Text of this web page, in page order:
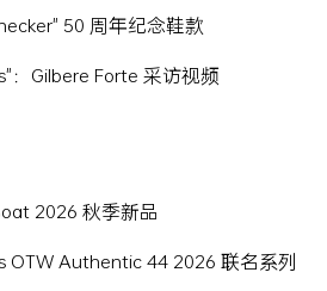
50 周年纪念鞋款
：Gilbere Forte 采访视频
2026 秋季新品
OTW Authentic 44 2026 联名系列